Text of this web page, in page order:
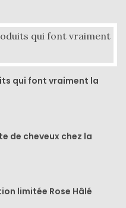
qui font vraiment la
de cheveux chez la
limitée Rose Hâlé